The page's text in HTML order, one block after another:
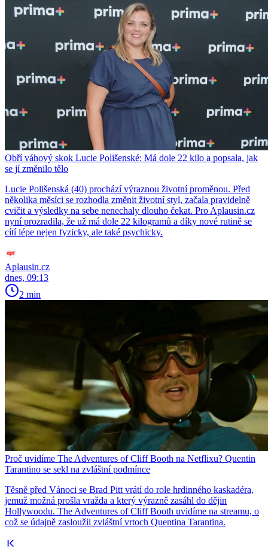
Obří váhový skok Lucie Polišenské: Má dole 22 kilo a popsala, jak
se jí změnilo tělo
Lucie Polišenská (40) prochází výraznou životní proměnou. Před
několika měsíci se rozhodla změnit životní styl, začala pravidelně
cvičit a výsledky na sebe nenechaly dlouho čekat. Pro Aplausin.cz
nyní prozradila, že už má dole 22 kilogramů a díky nové rutině se
cítí lépe nejen fyzicky, ale také psychicky.
Aplausin.cz
dnes, 09:13
2 min
Proč uvidíme The Adventures of Cliff Booth na Netflixu? Quentin
Tarantino se sekl na zvláštní podmínce
Těsně před Vánoci se Brad Pitt vrátí do role hrdinného kaskadéra,
jemuž možná prošla vražda a který výrazně zasáhl do dějin
Hollywoodu. The Adventures of Cliff Booth uvidíme na streamu, o
což se údajně zasloužil zvláštní vrtoch Quentina Tarantina.